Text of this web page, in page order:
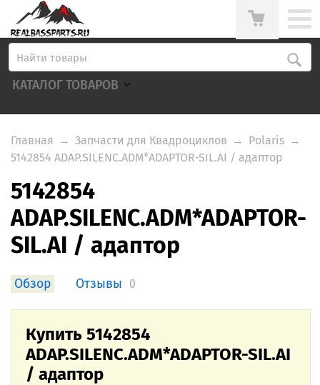
КАТАЛОГ ТОВАРОВ
Главная → Запчасти для Квадроциклов → Polaris →
5142854 ADAP.SILENC.ADM*ADAPTOR-SIL.AI / адаптор
5142854
ADAP.SILENC.ADM*ADAPTOR-
SIL.AI / адаптор
Обзор Отзывы 0
Купить 5142854
ADAP.SILENC.ADM*ADAPTOR-SIL.AI
/ адаптор